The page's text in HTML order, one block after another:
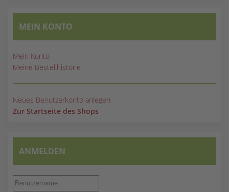
MEIN KONTO
Mein Konto
Meine Bestellhistorie
Neues Benutzerkonto anlegen
Zur Startseite des Shops
ANMELDEN